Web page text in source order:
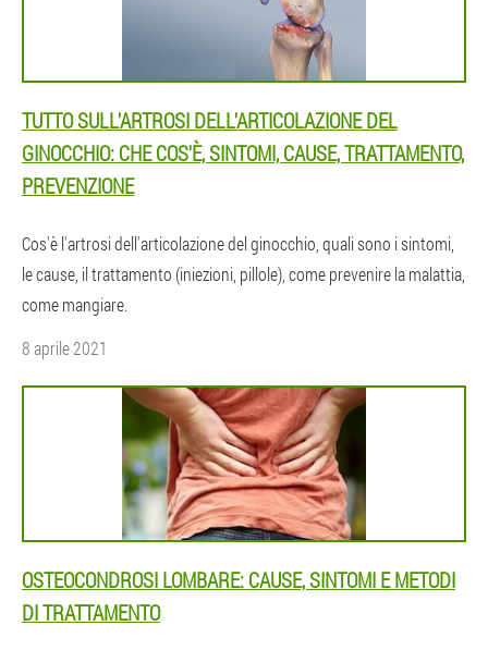
TUTTO SULL'ARTROSI DELL'ARTICOLAZIONE DEL
GINOCCHIO: CHE COS'È, SINTOMI, CAUSE, TRATTAMENTO,
PREVENZIONE
Cos'è l'artrosi dell'articolazione del ginocchio, quali sono i sintomi,
le cause, il trattamento (iniezioni, pillole), come prevenire la malattia,
come mangiare.
8 aprile 2021
OSTEOCONDROSI LOMBARE: CAUSE, SINTOMI E METODI
DI TRATTAMENTO